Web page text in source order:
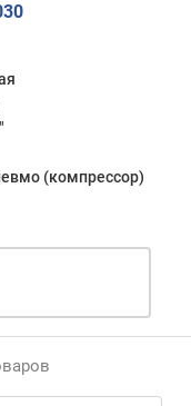
(компрессор)